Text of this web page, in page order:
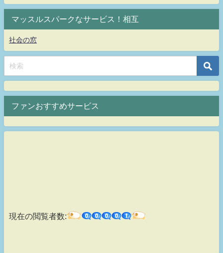
マッスルスパークなサービス！相互
社会の窓
ファンおすすめサービス
現在の閲覧者数: